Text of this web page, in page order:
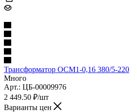
Трансформатор ОСМ1-0,16 380/5-220
Много
Арт.: ЦБ-00009976
2 449.50 ₽/шт
Варианты цен